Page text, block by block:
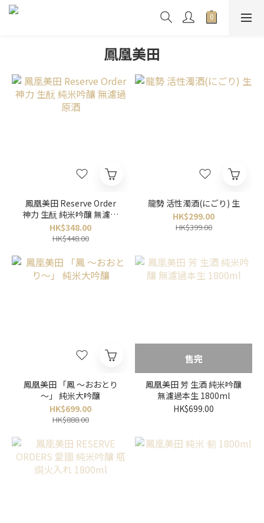
鳳凰美田
鳳凰美田 Reserve Order
神力 生酛 純米吟釀 無濾過
原酒
HK$348.00
HK$448.00
龍勢 活性濁酒(にごり) 生
HK$299.00
HK$399.00
鳳凰美田 「鳳 ～おおとり
～」 純米大吟釀
HK$699.00
HK$888.00
售完
鳳凰美田 芳 生酒 純米吟釀
無濾過本生 1800ml
HK$699.00